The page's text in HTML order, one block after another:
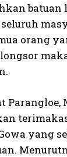
orang
Parangloe,
yang